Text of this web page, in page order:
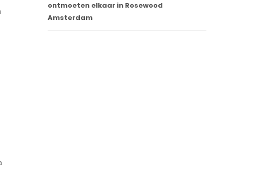
ontmoeten elkaar in Rosewood
Amsterdam